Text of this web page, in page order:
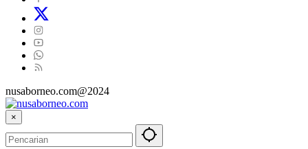
nusaborneo.com@2024
×